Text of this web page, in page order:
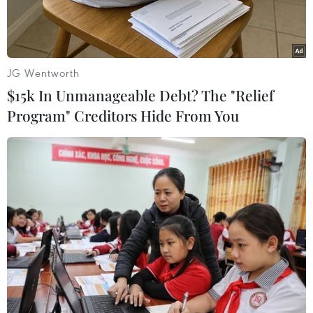
Đại diện các tập đoàn, tổng công ty, doanh nghiệp trao ủng hộ
Quỹ vaccine phòng COVID-19. (Ảnh: Dương Giang/TTXVN)
Ngày 18/7, Chính phủ ban hành Nghị quyết
87/NQ-CP về việc tháo gỡ khó khăn, vướng mắc
liên quan đến xếp loại đối với các doanh nghiệp
nhà nước tham gia đóng góp, ủng hộ công tác
JG Wentworth
$15k In Unmanageable Debt? The "Relief
Program" Creditors Hide From You